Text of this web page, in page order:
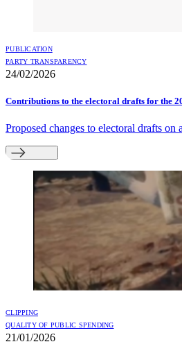
PUBLICATION
PARTY TRANSPARENCY
24/02/2026
Contributions to the electoral drafts for the
Proposed changes to electoral drafts
CLIPPING
QUALITY OF PUBLIC SPENDING
21/01/2026